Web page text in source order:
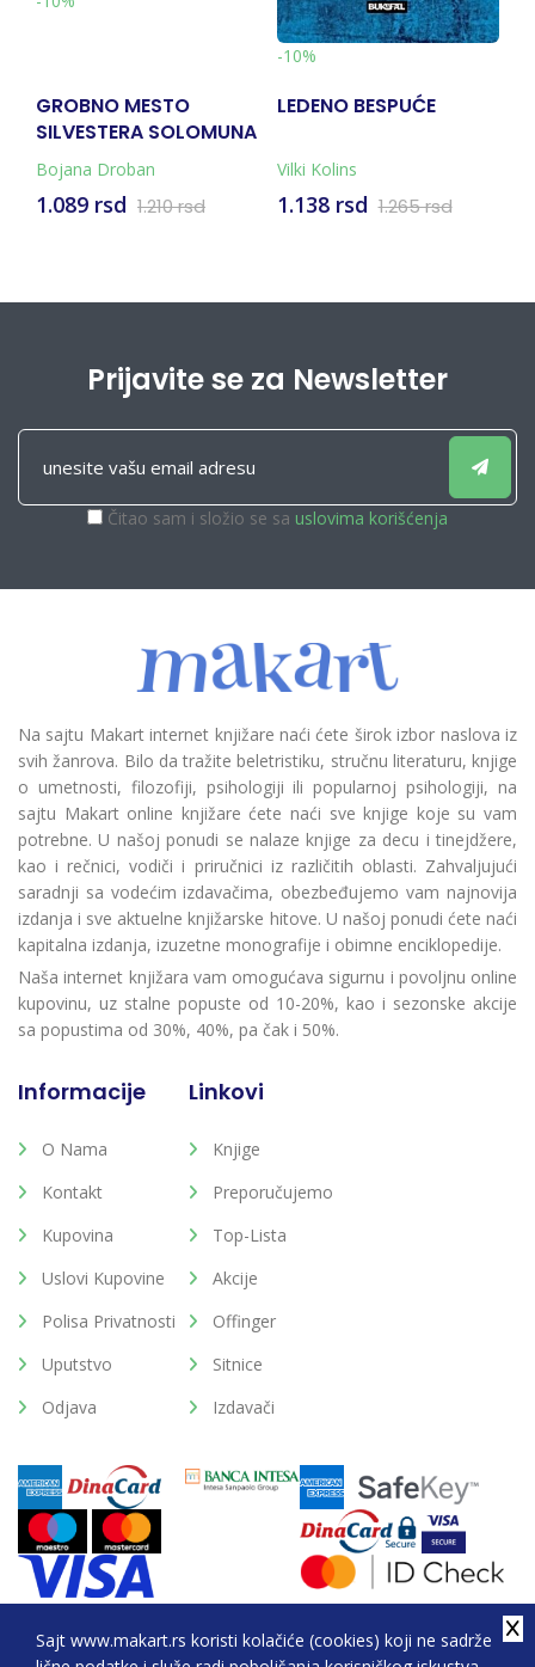
Sajt www.makart.rs koristi kolačiće (cookies) koji ne sadrže
MESTO
SOLOMUNA
Droban
rsd 1.210 rsd
LEDENO BESPUĆE
Vilki Kolins
1.138 rsd 1.265 rsd
-10%
989 rsd
Prijavite se za Newsletter
Čitao sam i složio se sa uslovima korišćenja
Na sajtu Makart internet knjižare naći ćete širok izbor naslova iz
svih žanrova. Bilo da tražite beletristiku, stručnu literaturu, knjige
o umetnosti, filozofiji, psihologiji ili popularnoj psihologiji, na
sajtu Makart online knjižare ćete naći sve knjige koje su vam
potrebne. U našoj ponudi se nalaze knjige za decu i tinejdžere,
kao i rečnici, vodiči i priručnici iz različitih oblasti. Zahvaljujući
saradnji sa vodećim izdavačima, obezbeđujemo vam najnovija
izdanja i sve aktuelne knjižarske hitove. U našoj ponudi ćete naći
kapitalna izdanja, izuzetne monografije i obimne enciklopedije.
Naša internet knjižara vam omogućava sigurnu i povoljnu online
kupovinu, uz stalne popuste od 10-20%, kao i sezonske akcije
sa popustima od 30%, 40%, pa čak i 50%.
Informacije
O Nama
Kontakt
Kupovina
Uslovi Kupovine
Polisa Privatnosti
Uputstvo
Odjava
Linkovi
Knjige
Preporučujemo
Top-Lista
Akcije
Offinger
Sitnice
Izdavači